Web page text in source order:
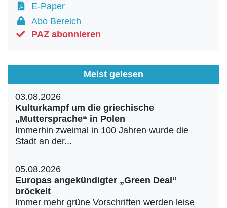
E-Paper
Abo Bereich
PAZ abonnieren
Meist gelesen
03.08.2026
Kulturkampf um die griechische
„Muttersprache“ in Polen
Immerhin zweimal in 100 Jahren wurde die
Stadt an der...
05.08.2026
Europas angekündigter „Green Deal“
bröckelt
Immer mehr grüne Vorschriften werden leise